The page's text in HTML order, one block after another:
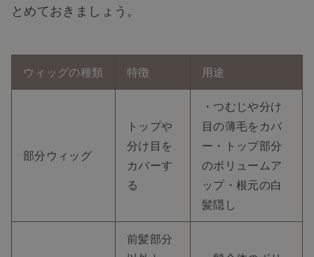
とめておきましょう。
ウィッグの種類 特徴 用途
部分ウィッグ
トップや
分け目を
カバーす
る
・つむじや分け
目の薄毛をカバ
ー ・トップ部分
のボリュームア
ップ・根元の白
髪隠し
前髪部分